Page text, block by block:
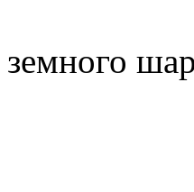
земного
Итак!